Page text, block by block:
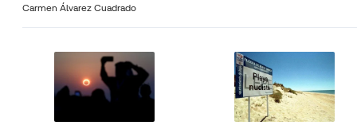
Carmen Álvarez Cuadrado